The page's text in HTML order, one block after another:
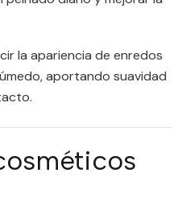
la apariencia de enredos
aportando suavidad